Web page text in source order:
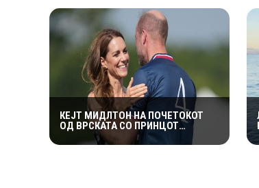
КЕЈТ МИДЛТОН НА ПОЧЕТОКОТ
ОД ВРСКАТА СО ПРИНЦОТ
ВИЛИЈАМ ДОБИЛА НЕПРИЈАТНО
ПРЕДУПРЕДУВАЊЕ: „СЕ МАЖИШ